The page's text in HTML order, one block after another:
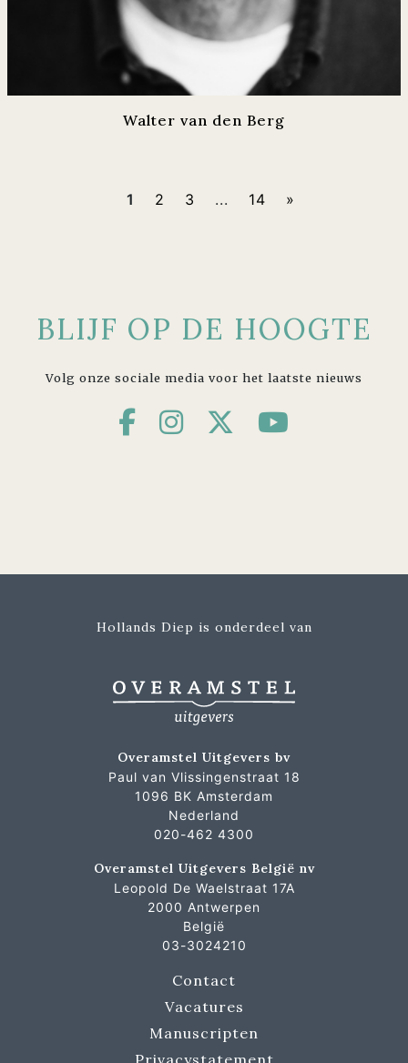
Walter van den Berg
1 2 3 ... 14 »
BLIJF OP DE HOOGTE
Volg onze sociale media voor het laatste nieuws
Hollands Diep is onderdeel van
Overamstel Uitgevers bv
Paul van Vlissingenstraat 18
1096 BK Amsterdam
Nederland
020-462 4300
Overamstel Uitgevers België nv
Leopold De Waelstraat 17A
2000 Antwerpen
België
03-3024210
Contact
Vacatures
Manuscripten
Privacystatement